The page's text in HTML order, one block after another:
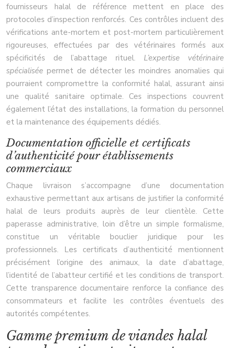
fournisseurs halal de référence mettent en place des
protocoles d’inspection renforcés. Ces contrôles incluent des
vérifications ante-mortem et post-mortem particulièrement
rigoureuses, effectuées par des vétérinaires formés aux
spécificités de l’abattage rituel. L’expertise vétérinaire
spécialisée permet de détecter les moindres anomalies qui
pourraient compromettre la conformité halal, assurant ainsi
une qualité sanitaire optimale. Ces inspections couvrent
également l’état des installations, la formation du personnel
et la maintenance des équipements dédiés.
Documentation officielle et certificats
d’authenticité pour établissements
commerciaux
Chaque livraison s’accompagne d’une documentation
exhaustive permettant aux artisans de justifier la conformité
halal de leurs produits auprès de leur clientèle. Cette
paperasse administrative, loin d’être un simple formalisme,
constitue un véritable bouclier juridique pour les
professionnels. Les certificats d’authenticité mentionnent
précisément l’origine des animaux, la date d’abattage,
l’identité de l’abatteur certifié et les conditions de transport.
Cette transparence documentaire renforce la confiance des
consommateurs et facilite les contrôles éventuels des
autorités compétentes.
Gamme premium de viandes halal